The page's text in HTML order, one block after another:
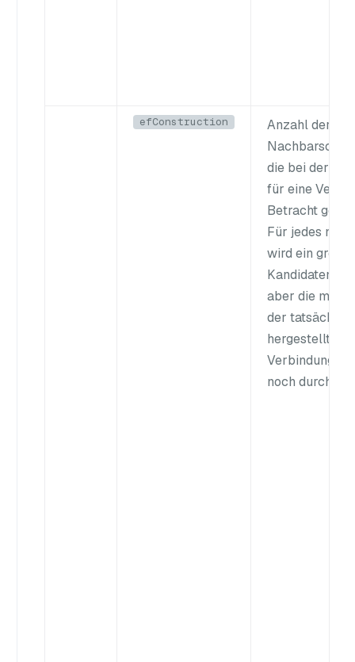
efConstruction
Anzahl der
die bei der
für eine
Betracht
Für jedes
wird ein
Kandidaten
aber die
der tatsächlich
hergestellten
Verbindungen
noch durch